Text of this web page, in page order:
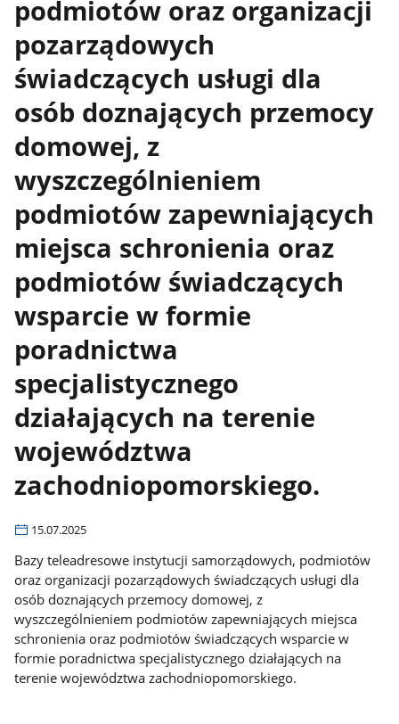
podmiotów oraz organizacji
pozarządowych
świadczących usługi dla
osób doznających przemocy
domowej, z
wyszczególnieniem
podmiotów zapewniających
miejsca schronienia oraz
podmiotów świadczących
wsparcie w formie
poradnictwa
specjalistycznego
działających na terenie
województwa
zachodniopomorskiego.
15.07.2025
Bazy teleadresowe instytucji samorządowych, podmiotów
oraz organizacji pozarządowych świadczących usługi dla
osób doznających przemocy domowej, z
wyszczególnieniem podmiotów zapewniających miejsca
schronienia oraz podmiotów świadczących wsparcie w
formie poradnictwa specjalistycznego działających na
terenie województwa zachodniopomorskiego.